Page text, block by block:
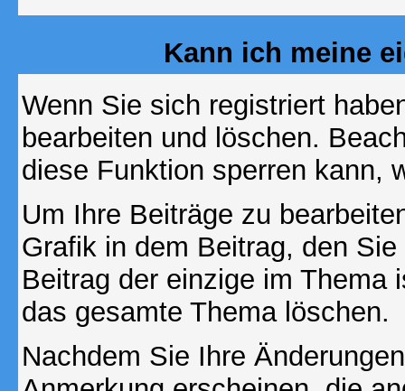
Kann ich meine
Wenn Sie sich registriert
bearbeiten und löschen.
diese Funktion sperren kann,
Um Ihre Beiträge zu
Grafik in dem Beitrag, den
Beitrag der einzige im Thema
das gesamte Thema löschen.
Nachdem Sie Ihre